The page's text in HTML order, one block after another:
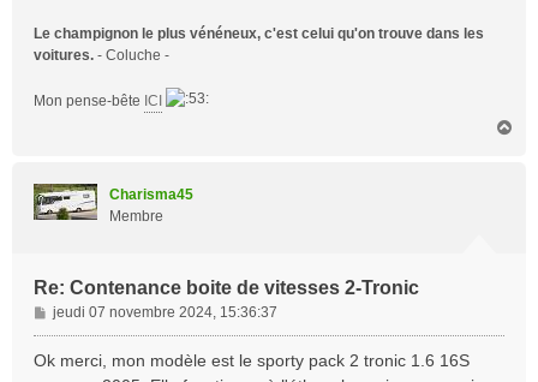
Le champignon le plus vénéneux, c'est celui qu'on trouve dans les
voitures. - Coluche -
Mon pense-bête ICI
Charisma45
Membre
Re: Contenance boite de vitesses 2-Tronic
M
e
s
jeudi 07 novembre 2024, 15:36:37
Ok merci, mon modèle est le sporty pack 2 tronic 1.6 16S